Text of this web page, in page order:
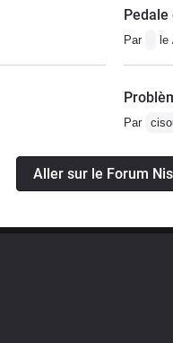
Par le
Par
Aller sur le Forum